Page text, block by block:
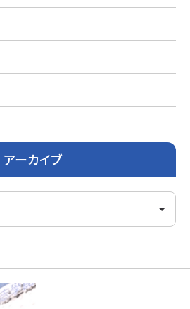
アーカイブ